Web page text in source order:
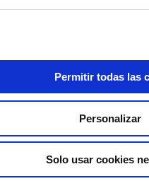
Permitir todas las
Personalizar
Solo usar cookies